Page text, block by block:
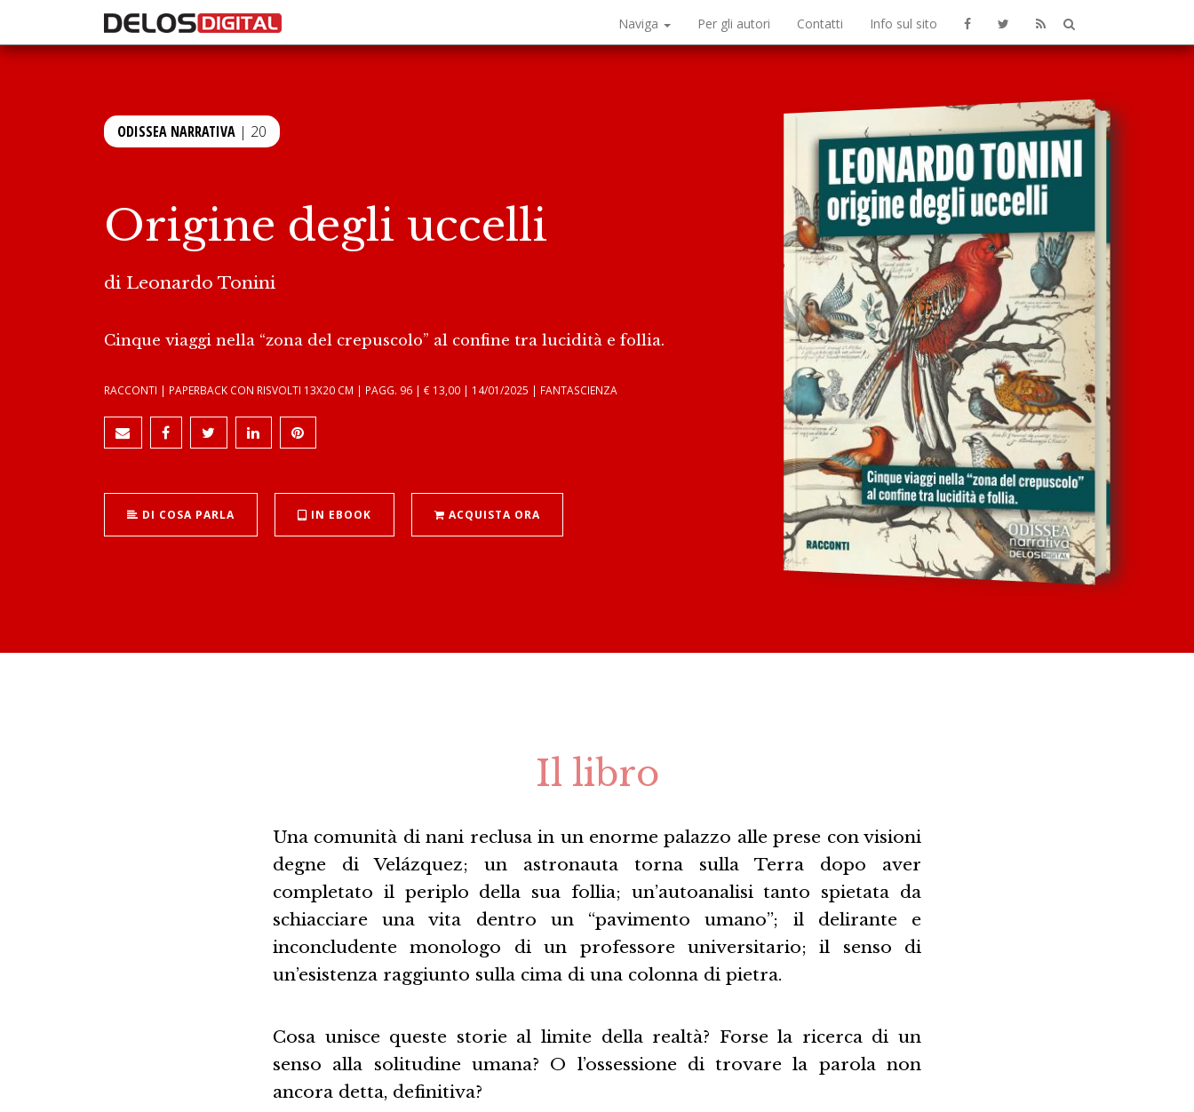
Naviga Per gli autori Contatti Info sul sito
ODISSEA NARRATIVA | 20
Origine degli uccelli
di Leonardo Tonini
Cinque viaggi nella “zona del crepuscolo” al confine tra lucidità e follia.
RACCONTI | PAPERBACK CON RISVOLTI 13X20 CM | PAGG. 96 | € 13,00 | 14/01/2025 | FANTASCIENZA
DI COSA PARLA IN EBOOK ACQUISTA ORA
Il libro
Una comunità di nani reclusa in un enorme palazzo alle prese con visioni
degne di Velázquez; un astronauta torna sulla Terra dopo aver
completato il periplo della sua follia; un’autoanalisi tanto spietata da
schiacciare una vita dentro un “pavimento umano”; il delirante e
inconcludente monologo di un professore universitario; il senso di
un’esistenza raggiunto sulla cima di una colonna di pietra.
Cosa unisce queste storie al limite della realtà? Forse la ricerca di un
senso alla solitudine umana? O l’ossessione di trovare la parola non
ancora detta, definitiva?